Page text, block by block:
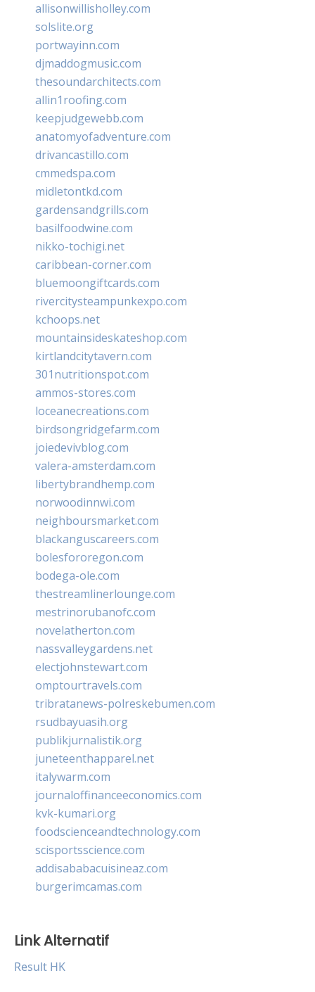
allisonwillisholley.com
solslite.org
portwayinn.com
djmaddogmusic.com
thesoundarchitects.com
allin1roofing.com
keepjudgewebb.com
anatomyofadventure.com
drivancastillo.com
cmmedspa.com
midletontkd.com
gardensandgrills.com
basilfoodwine.com
nikko-tochigi.net
caribbean-corner.com
bluemoongiftcards.com
rivercitysteampunkexpo.com
kchoops.net
mountainsideskateshop.com
kirtlandcitytavern.com
301nutritionspot.com
ammos-stores.com
loceanecreations.com
birdsongridgefarm.com
joiedevivblog.com
valera-amsterdam.com
libertybrandhemp.com
norwoodinnwi.com
neighboursmarket.com
blackanguscareers.com
bolesfororegon.com
bodega-ole.com
thestreamlinerlounge.com
mestrinorubanofc.com
novelatherton.com
nassvalleygardens.net
electjohnstewart.com
omptourtravels.com
tribratanews-polreskebumen.com
rsudbayuasih.org
publikjurnalistik.org
juneteenthapparel.net
italywarm.com
journaloffinanceeconomics.com
kvk-kumari.org
foodscienceandtechnology.com
scisportsscience.com
addisababacuisineaz.com
burgerimcamas.com
Link Alternatif
Result HK